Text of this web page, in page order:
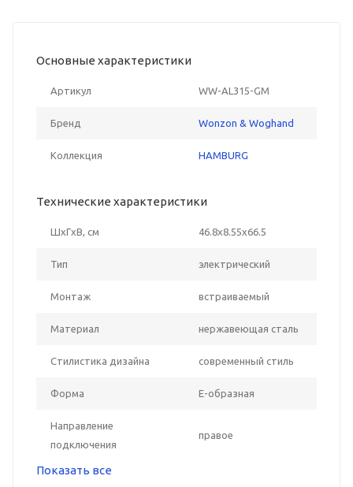
Основные характеристики
Артикул WW-AL315-GM
Бренд Wonzon & Woghand
Коллекция HAMBURG
Технические характеристики
ШxГxВ, см 46.8x8.55x66.5
Тип электрический
Монтаж встраиваемый
Материал нержавеющая сталь
Стилистика дизайна современный стиль
Форма Е-образная
Направление
подключения
правое
Показать все